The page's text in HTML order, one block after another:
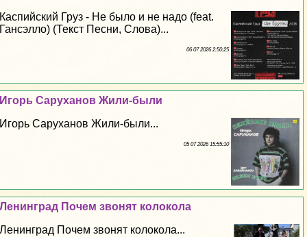
Каспийский Груз - Не было и не надо (feat.
Гансэлло) (Текст Песни, Слова)...
06 07 2026 2:50:25
Игорь Саруханов Жили-были
Игорь Саруханов Жили-были...
05 07 2026 15:55:10
Ленинград Почем звонят колокола
Ленинград Почем звонят колокола...